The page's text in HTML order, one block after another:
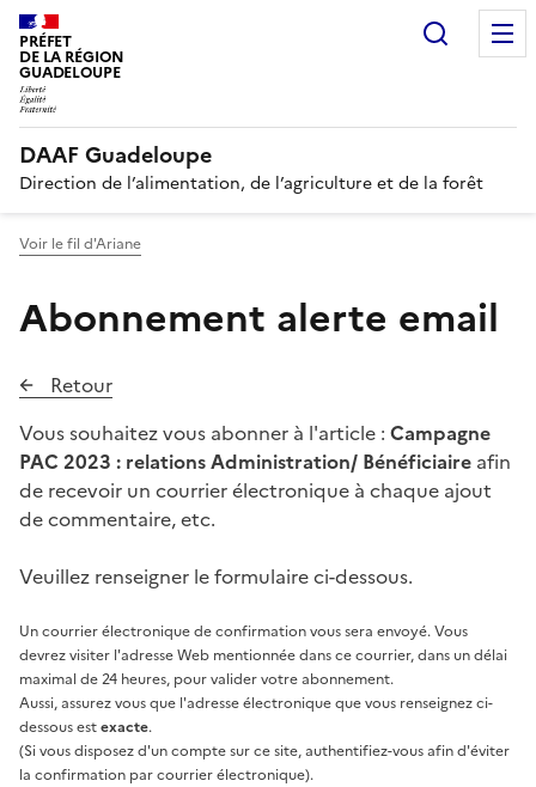
PRÉFET
DE LA RÉGION
GUADELOUPE
DAAF Guadeloupe
Direction de l’alimentation, de l’agriculture et de la forêt
Voir le fil d'Ariane
Abonnement alerte email
Retour
Vous souhaitez vous abonner à l'article : Campagne
PAC 2023 : relations Administration/ Bénéficiaire afin
de recevoir un courrier électronique à chaque ajout
de commentaire, etc.
Veuillez renseigner le formulaire ci-dessous.
Un courrier électronique de confirmation vous sera envoyé. Vous
devrez visiter l'adresse Web mentionnée dans ce courrier, dans un délai
maximal de 24 heures, pour valider votre abonnement.
Aussi, assurez vous que l'adresse électronique que vous renseignez ci-
dessous estexacte.
(Si vous disposez d'un compte sur ce site, authentifiez-vous afin d'éviter
la confirmation par courrier électronique).